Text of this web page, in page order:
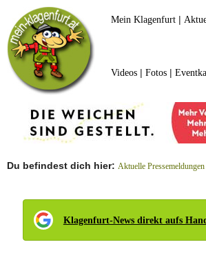
Mein Klagenfurt|
Videos| Fotos|
Du befindest dich hier: Aktuelle Pressemeldungen
Klagenfurt-News direkt aufs